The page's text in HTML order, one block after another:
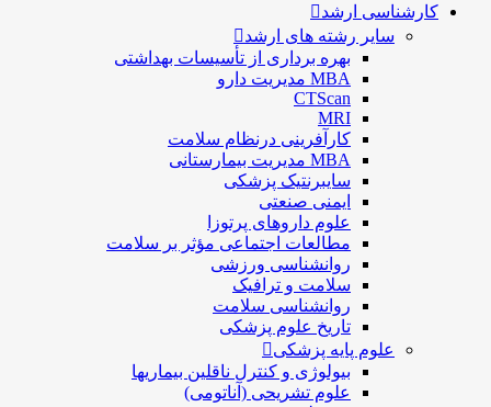
کارشناسی ارشد
سایر رشته های ارشد
بهره برداری از تأسیسات بهداشتی
MBA مدیریت دارو
CTScan
MRI
کارآفرینی درنظام سلامت
MBA مدیریت بیمارستانی
سایبرنتیک پزشکی
ایمنی صنعتی
علوم داروهای پرتوزا
مطالعات اجتماعی مؤثر بر سلامت
روانشناسی ورزشی
سلامت و ترافیک
روانشناسی سلامت
تاریخ علوم پزشکی
علوم پایه پزشکی
بیولوژی و کنترل ناقلین بیماریها
علوم تشریحی (آناتومی)